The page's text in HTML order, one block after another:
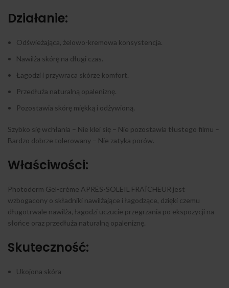
Działanie:
Odświeżająca, żelowo-kremowa konsystencja.
Nawilża skórę na długi czas.
Łagodzi i przywraca skórze komfort.
Przedłuża naturalną opaleniznę.
Pozostawia skórę miękką i odżywioną.
Szybko się wchłania – Nie klei się – Nie pozostawia tłustego filmu –
Bardzo dobrze tolerowany – Nie zatyka porów.
Właściwości:
Photoderm Gel-crème APRÈS-SOLEIL FRAÎCHEUR jest
wzbogacony o składniki nawilżające i łagodzące, dzięki czemu
długotrwale nawilża, łagodzi uczucie przegrzania po ekspozycji na
słońce oraz przedłuża naturalną opaleniznę.
Skuteczność:
Ukojona skóra